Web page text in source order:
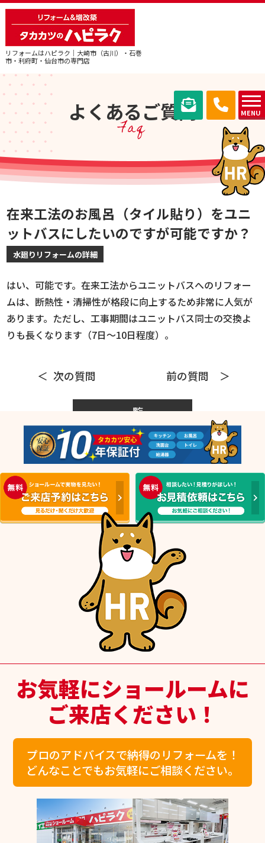
リフォームはハピラク｜大崎市（古川）・石巻
市・利府町・仙台市の専門店
MENU
よくあるご質問
Faq
在来工法のお風呂（タイル貼り）をユニ
ットバスにしたいのですが可能ですか？
水廻りリフォームの詳細
はい、可能です。在来工法からユニットバスへのリフォー
ムは、断熱性・清掃性が格段に向上するため非常に人気が
あります。ただし、工事期間はユニットバス同士の交換よ
りも長くなります（7日～10日程度）。
次の質問
一覧
前の質問
お気軽にショールームに
ご来店ください！
プロのアドバイスで納得のリフォームを！
どんなことでもお気軽にご相談ください。